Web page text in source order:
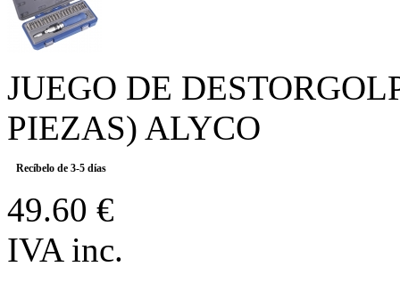
JUEGO DE
PIEZAS) ALYCO
Recíbelo de 3-5 días
49.60 €
IVA inc.